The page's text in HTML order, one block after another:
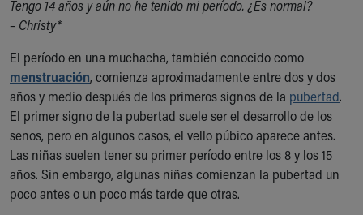
Ronald McDonald House Care Mobile
Health Centers
Symptom Checker
Financial Services
Price Estimates
Family Supports
Sports Health Services Provider for Akron Zips
New Parents
Find a Pediatrics Location
Find a Pediatrician
Tengo 14 años y aún no he tenido mi período. ¿Es normal?
– Christy*
El período en una muchacha, también conocido como
menstruación, comienza aproximadamente entre dos y dos
años y medio después de los primeros signos de la pubertad.
El primer signo de la pubertad suele ser el desarrollo de los
senos, pero en algunos casos, el vello púbico aparece antes.
Las niñas suelen tener su primer período entre los 8 y los 15
años. Sin embargo, algunas niñas comienzan la pubertad un
poco antes o un poco más tarde que otras.